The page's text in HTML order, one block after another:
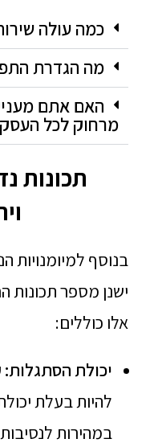
כמה עולה
מה הגדרת
האם אתם
מרחוק לכל
תכונות
בנוסף למיומנויות
ישנן מספר תכונות
אלו כוללים:
יכולת הסתגלות:
להיות בעלת
במהירות